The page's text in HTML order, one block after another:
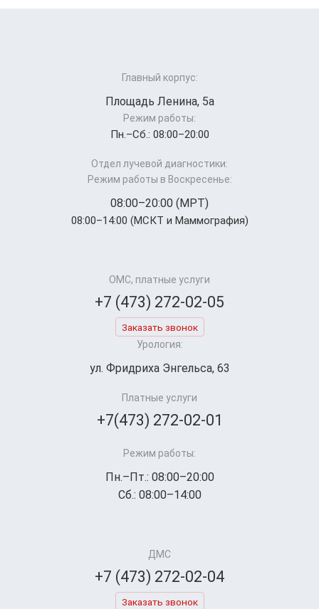
Главный корпус:
Площадь Ленина, 5а
Режим работы:
Пн.–Cб.: 08:00–20:00
Отдел лучевой диагностики:
Режим работы в Воскресенье:
08:00–20:00 (МРТ)
08:00–14:00 (МСКТ и Маммография)
ОМС, платные услуги
+7 (473) 272-02-05
Заказать звонок
Урология:
ул. Фридриха Энгельса, 63
Платные услуги
+7(473) 272-02-01
Режим работы:
Пн.–Пт.: 08:00–20:00
Сб.: 08:00–14:00
ДМС
+7 (473) 272-02-04
Заказать звонок